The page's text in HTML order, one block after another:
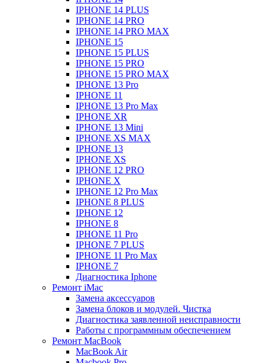
IPHONE 14 PLUS
IPHONE 14 PRO
IPHONE 14 PRO MAX
IPHONE 15
IPHONE 15 PLUS
IPHONE 15 PRO
IPHONE 15 PRO MAX
IPHONE 13 Pro
IPHONE 11
IPHONE 13 Pro Max
IPHONE XR
IPHONE 13 Mini
IPHONE XS MAX
IPHONE 13
IPHONE XS
IPHONE 12 PRO
IPHONE X
IPHONE 12 Pro Max
IPHONE 8 PLUS
IPHONE 12
IPHONE 8
IPHONE 11 Pro
IPHONE 7 PLUS
IPHONE 11 Pro Max
IPHONE 7
Диагностика Iphone
Ремонт iMac
Замена аксессуаров
Замена блоков и модулей. Чистка
Диагностика заявленной неисправности
Работы с программным обеспечением
Ремонт MacBook
MacBook Air